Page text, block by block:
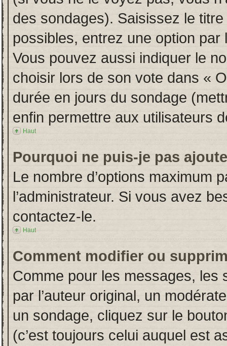
des sondages). Saisissez le
possibles, entrez une option
Vous pouvez aussi indiquer le
choisir lors de son vote dans «
durée en jours du sondage
enfin permettre aux utilisateurs
Haut
Pourquoi ne puis-je pas
Le nombre d’options maximum
l’administrateur. Si vous avez
contactez-le.
Haut
Comment modifier ou
Comme pour les messages, les
par l’auteur original, un
un sondage, cliquez sur le
(c’est toujours celui auquel est